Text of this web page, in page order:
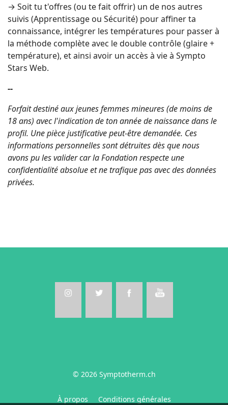
→ Soit tu t'offres (ou te fait offrir) un de nos autres
suivis (Apprentissage ou Sécurité) pour affiner ta
connaissance, intégrer les températures pour passer à
la méthode complète avec le double contrôle (glaire +
température), et ainsi avoir un accès à vie à Sympto
Stars Web.
--
Forfait destiné aux jeunes femmes mineures (de moins de
18 ans) avec l'indication de ton année de naissance dans le
profil. Une pièce justificative peut-être demandée. Ces
informations personnelles sont détruites dès que nous
avons pu les valider car la Fondation respecte une
confidentialité absolue et ne trafique pas avec des données
privées.
© 2026 Symptotherm.ch
À propos Conditions générales